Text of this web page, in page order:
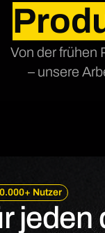
Von der frühen
– unsere
Nutzer
jeden